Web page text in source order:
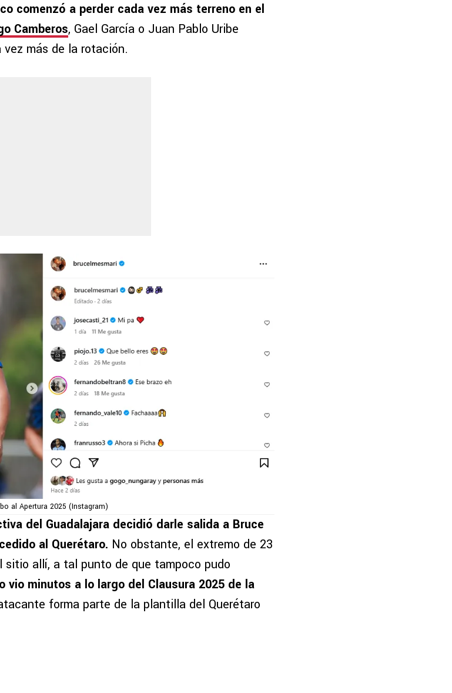
comenzó a perder cada vez más terreno en el
Camberos, Gael García o Juan Pablo Uribe
más de la rotación.
al Apertura 2025 (Instagram)
del Guadalajara decidió darle salida a Bruce
al Querétaro. No obstante, el extremo de 23
sitio allí, a tal punto de que tampoco pudo
vio minutos a lo largo del Clausura 2025 de la
forma parte de la plantilla del Querétaro